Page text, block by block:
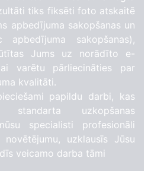
tiks fiksēti foto atskaitē
apbedījuma sakopšanas un
sakopšanas),
Jums uz norādīto e-
varētu pārliecināties par
kvalitāti.
papildu darbi, kas
uzkopšanas
specialisti profesionāli
uzklausīs Jūsu
veicamo darba tāmi